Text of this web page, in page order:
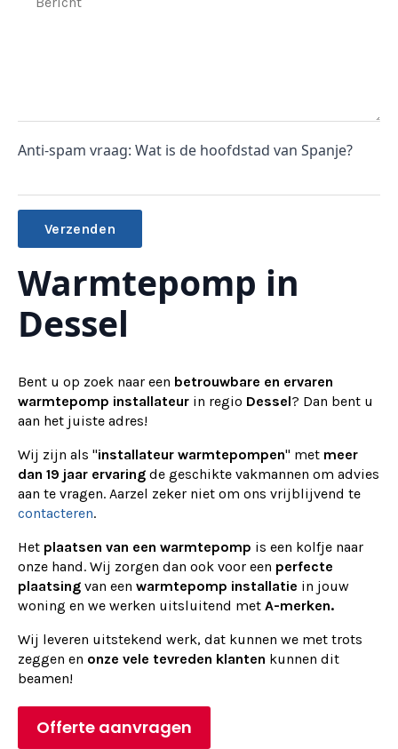
Anti-spam vraag: Wat is de hoofdstad van Spanje?
Alternative:
Warmtepomp in
Dessel
Bent u op zoek naar een betrouwbare en ervaren
warmtepomp installateur in regio Dessel? Dan bent u
aan het juiste adres!
Wij zijn als "installateur warmtepompen" met meer
dan 19 jaar ervaring de geschikte vakmannen om advies
aan te vragen. Aarzel zeker niet om ons vrijblijvend te
contacteren.
Het plaatsen van een warmtepomp is een kolfje naar
onze hand. Wij zorgen dan ook voor een perfecte
plaatsing van een warmtepomp installatie in jouw
woning en we werken uitsluitend met A-merken.
Wij leveren uitstekend werk, dat kunnen we met trots
zeggen en onze vele tevreden klanten kunnen dit
beamen!
Offerte aanvragen